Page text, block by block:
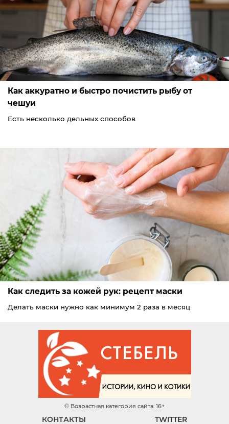
Как аккуратно и быстро почистить рыбу от
чешуи
Есть несколько дельных способов
Как следить за кожей рук: рецепт маски
Делать маски нужно как минимум 2 раза в месяц
© Возрастная категория сайта: 16+
КОНТАКТЫ TWITTER